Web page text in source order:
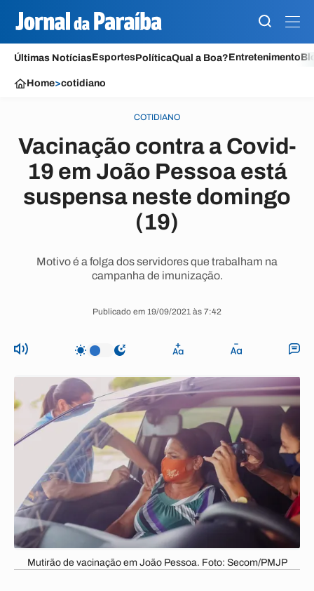
Últimas NotíciasEsportesPolíticaQual a Boa?Entretenimento
Home>cotidiano
COTIDIANO
Vacinação contra a Covid-
19 em João Pessoa está
suspensa neste domingo
(19)
Motivo é a folga dos servidores que trabalham na
campanha de imunização.
Publicado em 19/09/2021 às 7:42
Mutirão de vacinação em João Pessoa. Foto: Secom/PMJP